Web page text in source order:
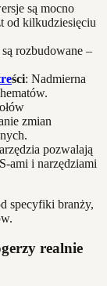
są mocno
od kilkudziesięciu
rozbudowane –
ści: Nadmierna
zmian
pozwalają
ami i narzędziami
specyfiki branży,
realnie